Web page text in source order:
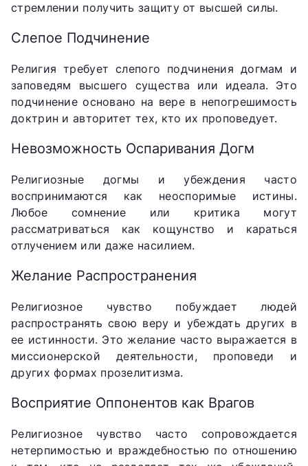
стремлении получить защиту от высшей силы.
Слепое Подчинение
Религия требует слепого подчинения догмам и
заповедям высшего существа или идеала. Это
подчинение основано на вере в непогрешимость
доктрин и авторитет тех, кто их проповедует.
Невозможность Оспаривания Догм
Религиозные догмы и убеждения часто
воспринимаются как неоспоримые истины.
Любое сомнение или критика могут
рассматриваться как кощунство и караться
отлучением или даже насилием.
Желание Распространения
Религиозное чувство побуждает людей
распространять свою веру и убеждать других в
ее истинности. Это желание часто выражается в
миссионерской деятельности, проповеди и
других формах прозелитизма.
Восприятие Оппонентов как Врагов
Религиозное чувство часто сопровождается
нетерпимостью и враждебностью по отношению